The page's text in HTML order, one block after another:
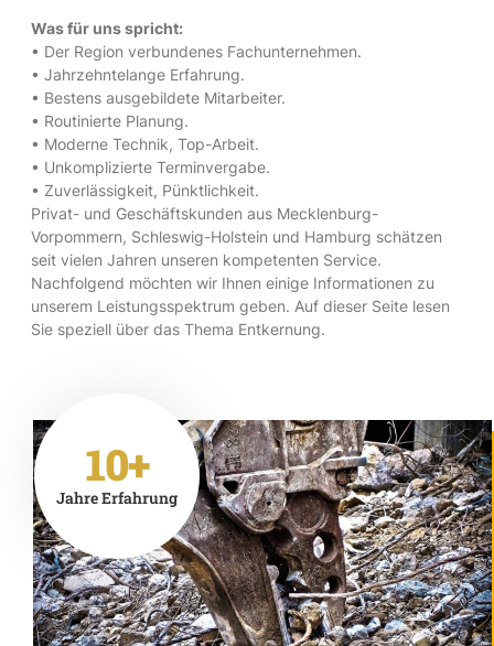
Was für uns spricht:
• Der Region verbundenes Fachunternehmen.
• Jahrzehntelange Erfahrung.
• Bestens ausgebildete Mitarbeiter.
• Routinierte Planung.
• Moderne Technik, Top-Arbeit.
• Unkomplizierte Terminvergabe.
• Zuverlässigkeit, Pünktlichkeit.
Privat- und Geschäftskunden aus Mecklenburg-
Vorpommern, Schleswig-Holstein und Hamburg schätzen
seit vielen Jahren unseren kompetenten Service.
Nachfolgend möchten wir Ihnen einige Informationen zu
unserem Leistungsspektrum geben. Auf dieser Seite lesen
Sie speziell über das Thema Entkernung.
10+
Jahre Erfahrung